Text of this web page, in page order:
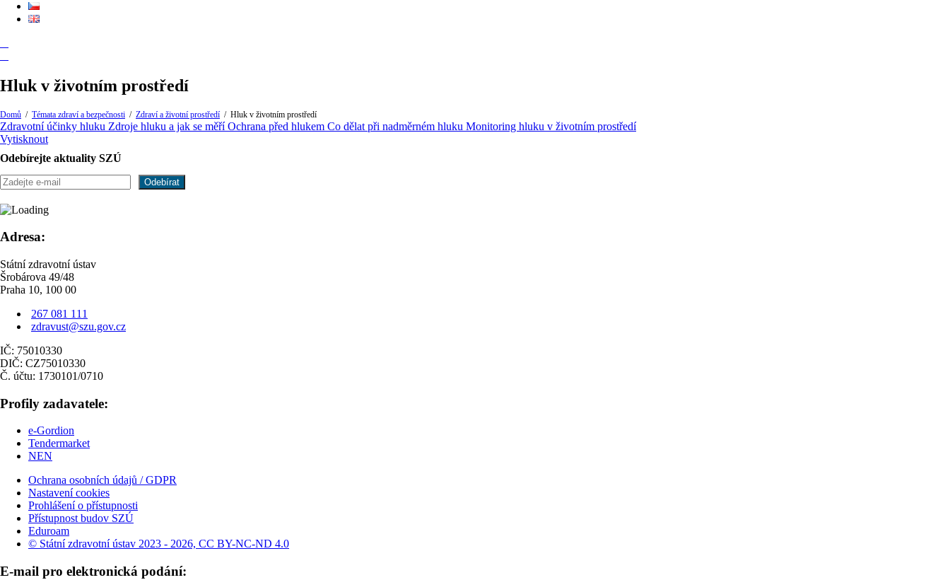
Hluk v životním prostředí
Domů / Témata zdraví a bezpečnosti / Zdraví a životní prostředí / Hluk v životním prostředí
Zdravotní účinky hluku Zdroje hluku a jak se měříOchrana před hlukem Co dělat při nadměrném hluku Monitoring hluku v životním prostředí
Vytisknout
Odebírejte aktuality SZÚ
Adresa:
Státní zdravotní ústav
Šrobárova 49/48
Praha 10, 100 00
267 081 111
zdravust@szu.gov.cz
IČ: 75010330
DIČ: CZ75010330
Č. účtu: 1730101/0710
Profily zadavatele:
e-Gordion
Tendermarket
NEN
Ochrana osobních údajů / GDPR
Nastavení cookies
Prohlášení o přístupnosti
Přístupnost budov SZÚ
Eduroam
© Státní zdravotní ústav 2023 - 2026, CC BY-NC-ND 4.0
E-mail pro elektronická podání:
nezbytné
Tyto soubory
cookie nejsou
možné je
nezbytné pro
fungování
webových
stránek.
Většinou jsou
nastavené jako
odezva na akce,
které jste
provedli a
neukládají žádné
osobní
informace.